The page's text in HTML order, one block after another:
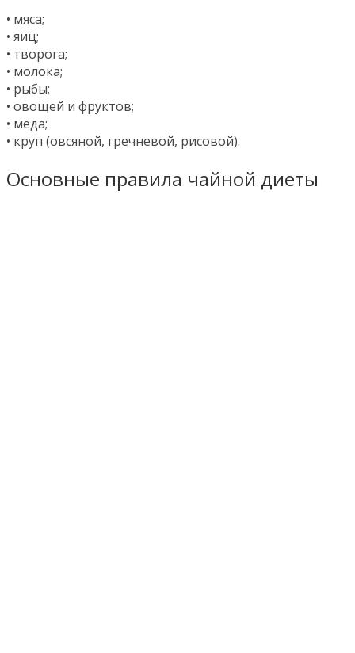
• мяса;
• яиц;
• творога;
• молока;
• рыбы;
• овощей и фруктов;
• меда;
• круп (овсяной, гречневой, рисовой).
Основные правила чайной диеты